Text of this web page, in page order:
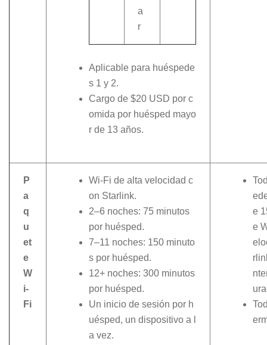
a
r
Aplicable para huéspede
s 1 y 2.
Cargo de $20 USD por c
omida por huésped mayo
r de 13 años.
P
a
q
u
et
e
W
i-
Fi
Wi-Fi de alta velocidad c
on Starlink.
2–6 noches: 75 minutos
por huésped.
7–11 noches: 150 minuto
s por huésped.
12+ noches: 300 minutos
por huésped.
Un inicio de sesión por h
uésped, un dispositivo a l
a vez.
e
e